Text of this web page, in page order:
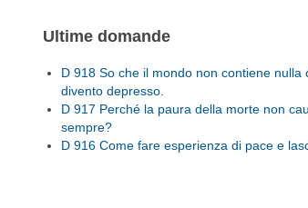
Ultime domande
D 918 So che il mondo non contiene
divento depresso.
D 917 Perché la paura della morte non
sempre?
D 916 Come fare esperienza di pace e